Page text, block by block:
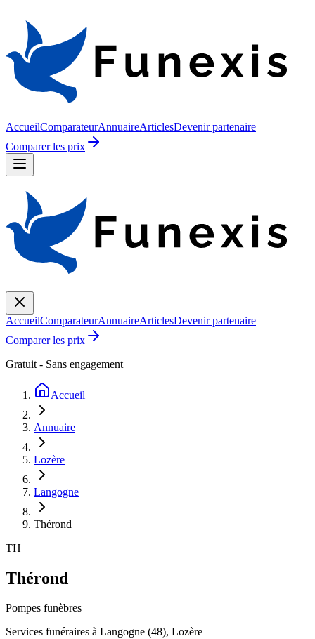
AccueilComparateurAnnuaireArticlesDevenir partenaire
Comparer les prix
AccueilComparateurAnnuaireArticlesDevenir partenaire
Comparer les prix
Gratuit - Sans engagement
Accueil
Annuaire
Lozère
Langogne
Thérond
TH
Thérond
Pompes funèbres
Services funéraires à Langogne (48), Lozère